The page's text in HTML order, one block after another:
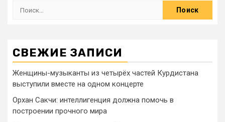
СВЕЖИЕ ЗАПИСИ
Женщины-музыканты из четырёх частей Курдистана
выступили вместе на одном концерте
Орхан Сакчи: интеллигенция должна помочь в
построении прочного мира